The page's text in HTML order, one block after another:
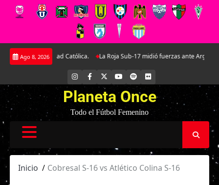
Saltar
Ago 8, 2026
Universidad Católica. La Roja Sub-17 midió fuerzas ante Argentina en
INSTAGRAM
FACEBOOK YOUTUBE
SPOTIFYFLICKR
Planeta Once
Todo el Fútbol Femenino
Inicio Cobresal S-16 vs Atlético Colina S-16